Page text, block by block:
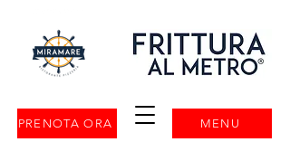
PRENOTA ORA MENU